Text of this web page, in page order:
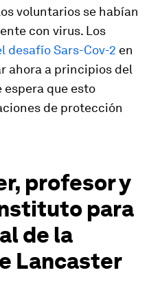
voluntarios se habían
con virus. Los
desafío Sars-Cov-2 en
ahora a principios del
espera que esto
de protección
profesor y
para
de la
Lancaster